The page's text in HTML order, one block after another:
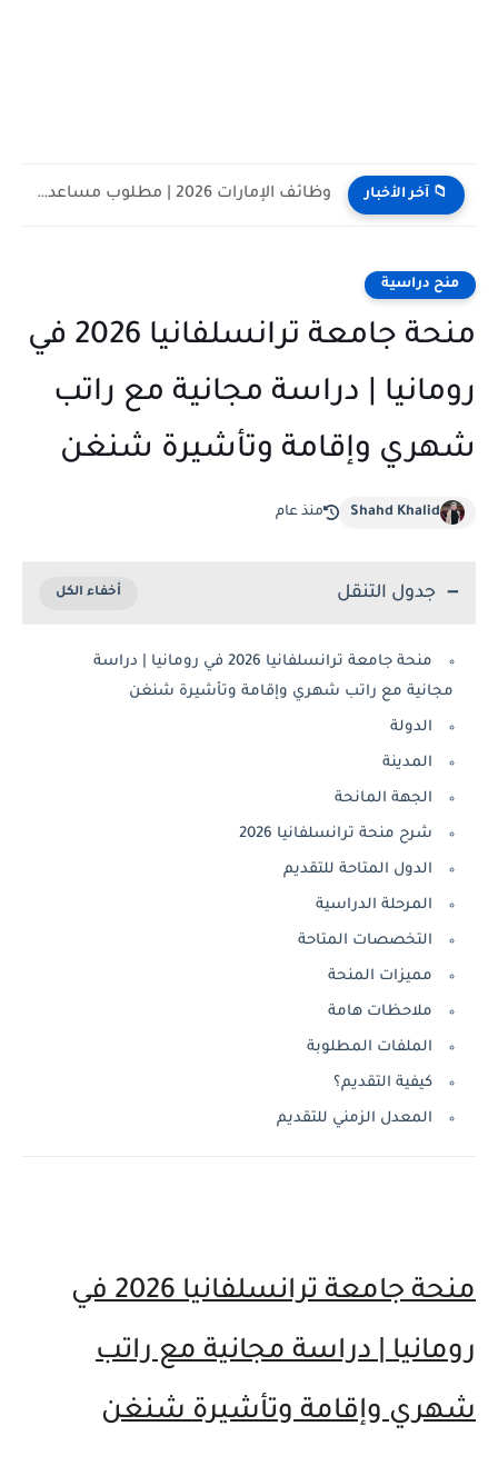
📁 آخر الأخبار وظائف الإمارات 2026 | مطلوب مساعد تنفيذي للعمل في شركة...
منح دراسية
منحة جامعة ترانسلفانيا 2026 في
رومانيا | دراسة مجانية مع راتب
شهري وإقامة وتأشيرة شنغن
Shahd Khalid منذ عام
جدول التنقل
منحة جامعة ترانسلفانيا 2026 في رومانيا | دراسة
مجانية مع راتب شهري وإقامة وتأشيرة شنغن
الدولة
المدينة
الجهة المانحة
شرح منحة ترانسلفانيا 2026
الدول المتاحة للتقديم
المرحلة الدراسية
التخصصات المتاحة
مميزات المنحة
ملاحظات هامة
الملفات المطلوبة
كيفية التقديم؟
المعدل الزمني للتقديم
منحة جامعة ترانسلفانيا 2026 في
رومانيا | دراسة مجانية مع راتب
شهري وإقامة وتأشيرة شنغن